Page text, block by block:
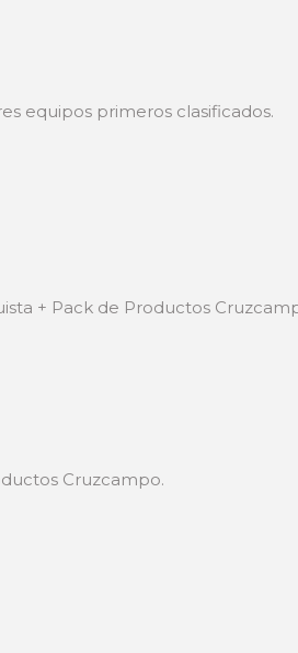
equipos primeros clasificados.
+ Pack de Productos
Cruzcampo.